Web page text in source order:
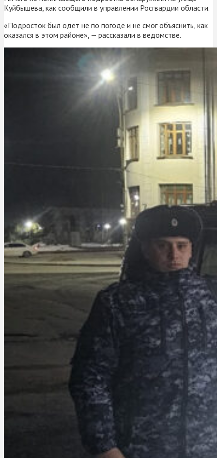
Куйбышева, как сообщили в управлении Росгвардии области.
«Подросток был одет не по погоде и не смог объяснить, как
оказался в этом районе», — рассказали в ведомстве.